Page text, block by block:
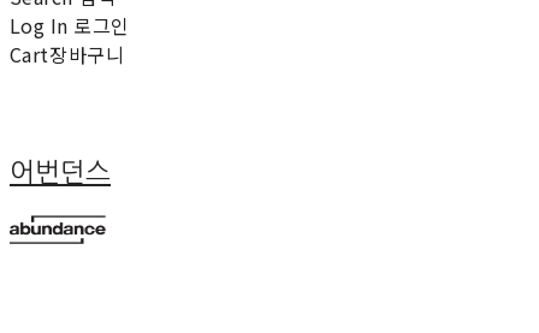
Log In 로그인
Cart장바구니
어번던스